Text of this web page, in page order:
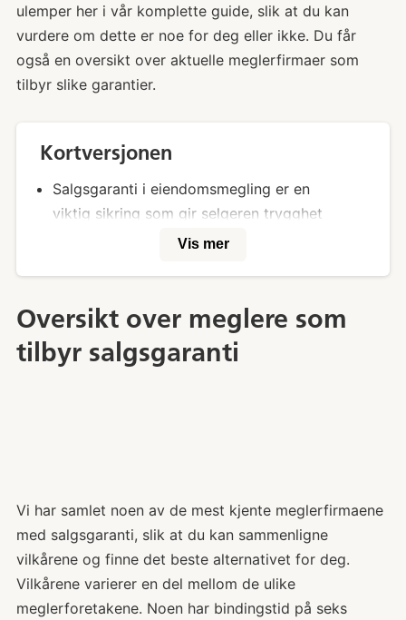
ulemper her i vår komplette guide, slik at du kan
vurdere om dette er noe for deg eller ikke. Du får
også en oversikt over aktuelle meglerfirmaer som
tilbyr slike garantier.
Kortversjonen
Salgsgaranti i eiendomsmegling er en
viktig sikring som gir selgeren trygghet
om at eiendommen vil bli solgt innenfor en
Salgsgaranti er ikke lovfestet, men er
etablert gjennom forretningspraksis og
avtaler mellom eiendomsmegler og selger.
Vis mer
Oversikt over meglere som
tilbyr salgsgaranti
Vi har samlet noen av de mest kjente meglerfirmaene
med salgsgaranti, slik at du kan sammenligne
vilkårene og finne det beste alternativet for deg.
Vilkårene varierer en del mellom de ulike
meglerforetakene. Noen har bindingstid på seks